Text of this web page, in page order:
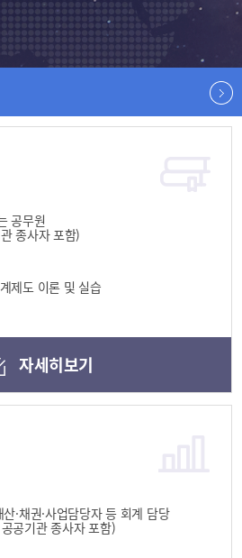
공무원
종사자 포함)
제도 이론 및 실습
자세히보기
산·채권·사업담당자 등 회계 담당
공기관 종사자 포함)